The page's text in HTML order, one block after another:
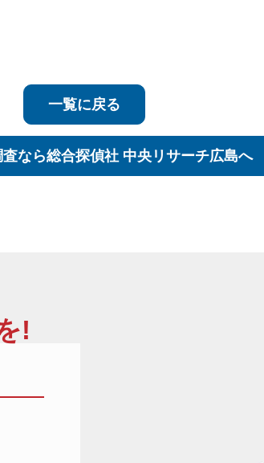
一覧に戻る
なら総合探偵社 中央リサーチ広島へ
!
窓口電話番